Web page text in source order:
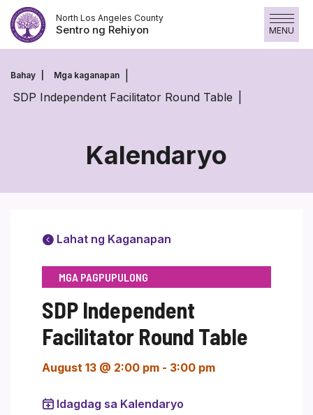
Laktawan
ang
nilalaman
North Los Angeles County
Sentro ng Rehiyon MENU
Bahay Mga kaganapan
SDP Independent Facilitator Round Table
Kalendaryo
Lahat ng Kaganapan
MGA PAGPUPULONG
SDP Independent
Facilitator Round Table
August 13 @ 2:00 pm - 3:00 pm
Idagdag sa Kalendaryo